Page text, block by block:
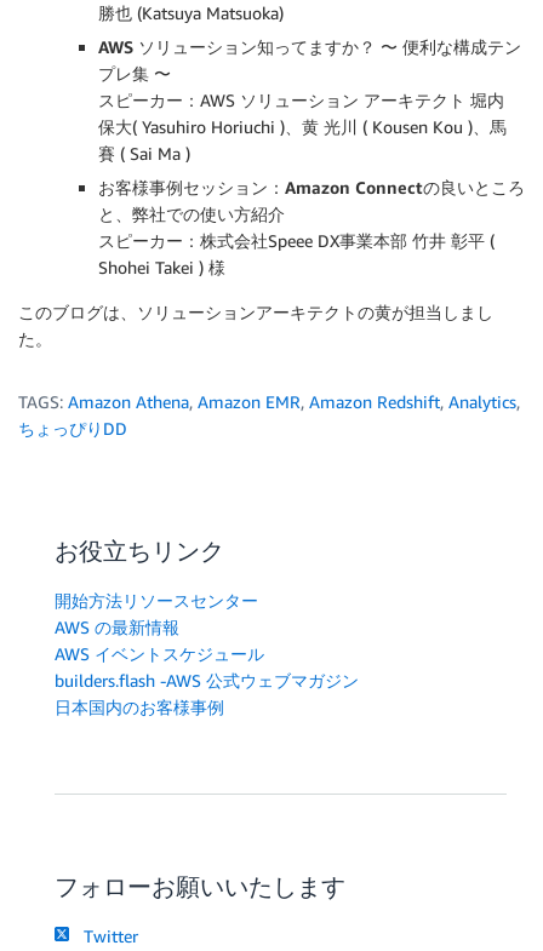
勝也 (Katsuya Matsuoka)
AWS ソリューション知ってますか？ 〜 便利な構成テン
プレ集 〜
スピーカー：AWS ソリューション アーキテクト 堀内
保大( Yasuhiro Horiuchi )、黄 光川 ( Kousen Kou )、馬
賽 ( Sai Ma )
お客様事例セッション：Amazon Connectの良いところ
と、弊社での使い方紹介
スピーカー：株式会社Speee DX事業本部 竹井 彰平 (
Shohei Takei ) 様
このブログは、ソリューションアーキテクトの黄が担当しまし
た。
TAGS: Amazon Athena, Amazon EMR, Amazon Redshift, Analytics,
ちょっぴりDD
お役立ちリンク
開始方法リソースセンター
AWS の最新情報
AWS イベントスケジュール
builders.flash -AWS 公式ウェブマガジン
日本国内のお客様事例
フォローお願いいたします
Twitter